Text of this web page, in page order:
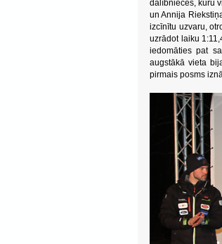
dalībnieces, kuru
un Annija
izcīnītu uzvaru,
uzrādot laiku
iedomāties pat
augstākā vieta
pirmais posms